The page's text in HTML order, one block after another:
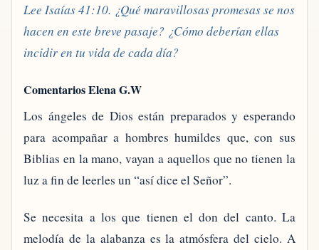
Lee Isaías 41:10. ¿Qué maravillosas promesas se nos
hacen en este breve pasaje? ¿Cómo deberían ellas
incidir en tu vida de cada día?
Comentarios Elena G.W
Los ángeles de Dios están preparados y esperando
para acompañar a hombres humildes que, con sus
Biblias en la mano, vayan a aquellos que no tienen la
luz a fin de leerles un “así dice el Señor”.
Se necesita a los que tienen el don del canto. La
melodía de la alabanza es la atmósfera del cielo. A